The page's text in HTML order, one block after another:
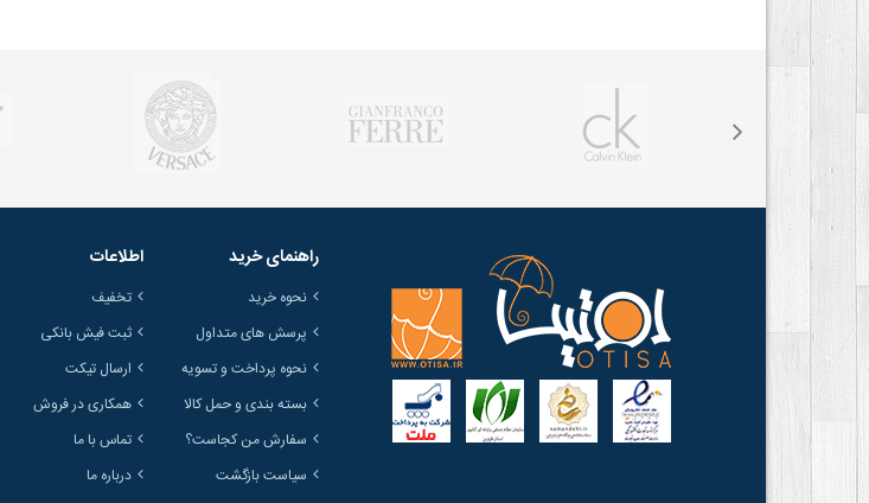
راهنمای خرید
نحوه خرید
پرسش های متداول
نحوه پرداخت و تسویه
بسته بندی و حمل کالا
سفارش من کجاست؟
سیاست بازگشت
اطلاعات
تخفیف
ثبت فیش بانکی
ارسال تیکت
همکاری در فروش
تماس با ما
درباره ما